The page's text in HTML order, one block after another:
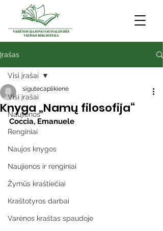
Įrašas
Visi įrašai
Naujienos
Renginiai
Naujos knygos
Naujienos ir renginiai
Žymūs kraštiečiai
Kraštotyros darbai
Varėnos kraštas spaudoje
Visi įrašai
Knyga „Namų filosofija“
sigutecaplikiene
Coccia, Emanuele